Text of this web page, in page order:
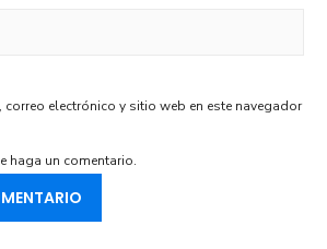
correo electrónico y sitio web en este navegador
haga un comentario.